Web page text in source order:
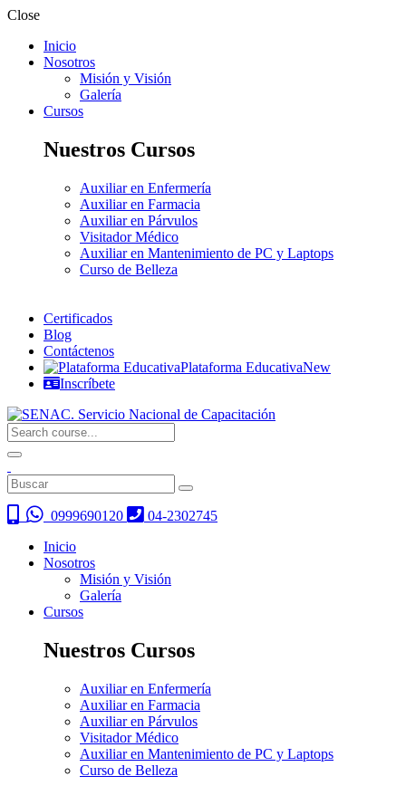
Close
Inicio
Nosotros
Misión y Visión
Galería
Cursos
Nuestros Cursos
Auxiliar en Enfermería
Auxiliar en Farmacia
Auxiliar en Párvulos
Visitador Médico
Auxiliar en Mantenimiento de PC y Laptops
Curso de Belleza
Certificados
Blog
Contáctenos
Plataforma EducativaNew
Inscríbete
0999690120
04-2302745
Inicio
Nosotros
Misión y Visión
Galería
Cursos
Nuestros Cursos
Auxiliar en Enfermería
Auxiliar en Farmacia
Auxiliar en Párvulos
Visitador Médico
Auxiliar en Mantenimiento de PC y Laptops
Curso de Belleza